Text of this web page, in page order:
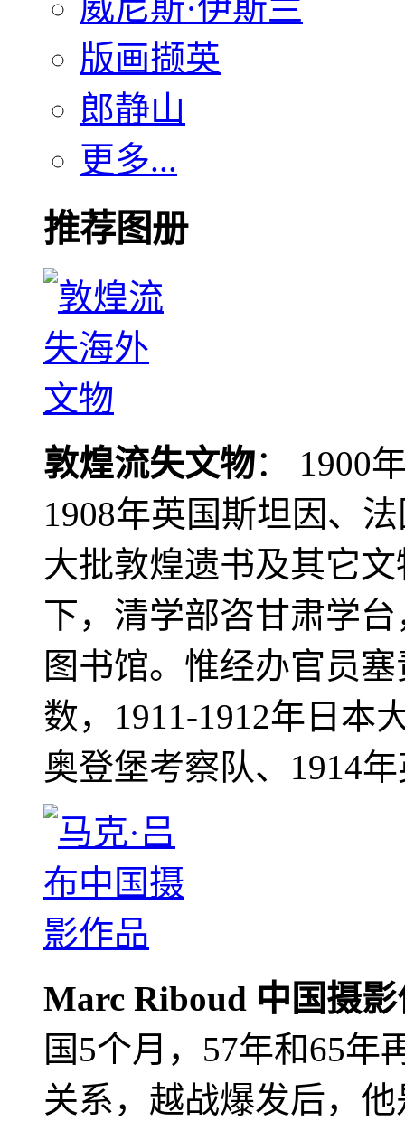
版画撷英
郎静山
更多...
推荐图册
敦煌流失文物： 1900
1908年英国斯坦因、
大批敦煌遗书及其它
下，清学部咨甘肃学
图书馆。惟经办官员
数，1911-1912年日本
奥登堡考察队、1914
Marc Riboud 中国摄
国5个月，57年和65年
关系，越战爆发后，